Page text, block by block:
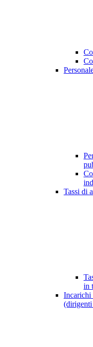
Tassi di
in
Incarichi